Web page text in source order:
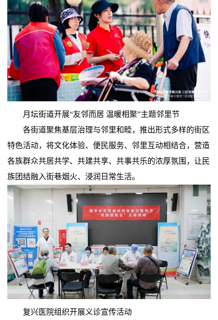
月坛街道开展“友邻而居 温暖相聚”主题邻里节
各街道聚焦基层治理与邻里和睦，推出形式多样的街区
特色活动，将文化体验、便民服务、邻里互动相结合，营造
各族群众共居共学、共建共享、共事共乐的浓厚氛围，让民
族团结融入街巷烟火、浸润日常生活。
复兴医院组织开展义诊宣传活动